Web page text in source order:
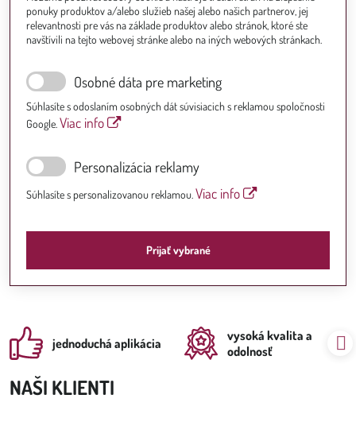
ponuky produktov a/alebo služieb našej alebo našich partnerov, jej
relevantnosti pre vás na základe produktov alebo stránok, ktoré ste
navštívili na tejto webovej stránke alebo na iných webových stránkach.
Osobné dáta pre marketing
Súhlasíte s odoslaním osobných dát súvisiacich s reklamou spoločnosti
Google. Viac info
Personalizácia reklamy
Súhlasíte s personalizovanou reklamou. Viac info
Prijať vybrané
jednoduchá aplikácia
vysoká kvalita a
odolnosť
NAŠI KLIENTI